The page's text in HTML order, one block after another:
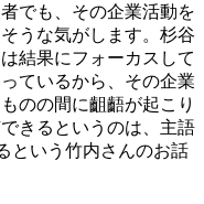
でも、その企業活動を
うな気がします。杉谷
結果にフォーカスして
ているから、その企業
のの間に齟齬が起こり
きるというのは、主語
という竹内さんのお話